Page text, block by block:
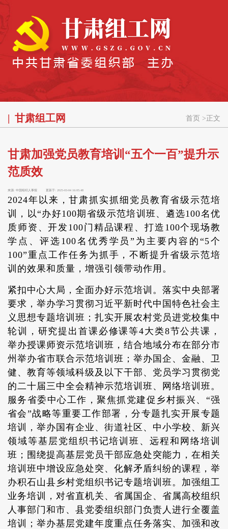
甘肃组工网 首页 > 正文
甘肃加强党员教育培训“五个一百”提升示
范质效
来源: 中国组织人事报 更新于: 2025-03-04 16:05:48
2024年以来，甘肃抓实抓细党员教育省级示范培
训，以“办好100期省级示范培训班、遴选100名优
质师资、开发100门精品课程、打造100个现场教
学点、评选100名优秀学员”为主要内容的“5个
100”重点工作任务为抓手，不断提升省级示范培
训的效果和质量，增强引领带动作用。
紧扣中心大局，全面办好示范培训。落实中央部署
要求，举办学习贯彻习近平新时代中国特色社会主
义思想专题培训班；扎实开展农村党员进党校集中
轮训，研究提出首课必修课等4大类8节公共课，
举办授课师资示范培训班，结合地域分布在部分市
州举办省市联合示范培训班；举办国企、金融、卫
健、教育等领域科级及以下干部、党员学习贯彻党
的二十届三中全会精神示范培训班、网络培训班。
服务省委中心工作，聚焦抓党建促乡村振兴、“强
省会”战略等重要工作部署，分专题扎实开展专题
培训，举办国有企业、街道社区、中小学校、新兴
领域等基层党组织书记培训班、远程和网络培训
班；围绕提高基层党员干部应急处突能力，在相关
培训班中增设应急处突、化解矛盾纠纷的课程，举
办积石山县乡村党组织书记专题培训班。加强组工
业务培训，对省直机关、省属国企、省属高校组织
人事部门和市、县党委组织部门负责人进行全覆盖
培训；举办基层党建年度重点任务落实、加强和改